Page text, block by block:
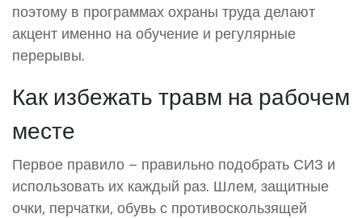
поэтому в программах охраны труда делают
акцент именно на обучение и регулярные
перерывы.
Как избежать травм на рабочем
месте
Первое правило – правильно подобрать СИЗ и
использовать их каждый раз. Шлем, защитные
очки, перчатки, обувь с противоскользящей